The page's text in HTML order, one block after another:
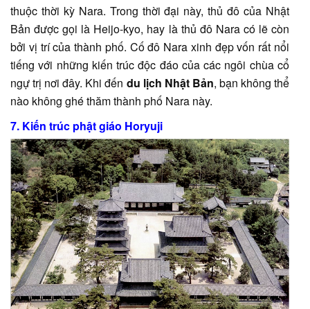
thuộc thời kỳ Nara. Trong thời đại này, thủ đô của Nhật
Bản được gọi là Heijo-kyo, hay là thủ đô Nara có lẽ còn
bởi vị trí của thành phố. Cố đô Nara xinh đẹp vốn rất nổi
tiếng với những kiến trúc độc đáo của các ngôi chùa cổ
ngự trị nơi đây. Khi đến du lịch Nhật Bản, bạn không thể
nào không ghé thăm thành phố Nara này.
7. Kiến trúc phật giáo Horyuji